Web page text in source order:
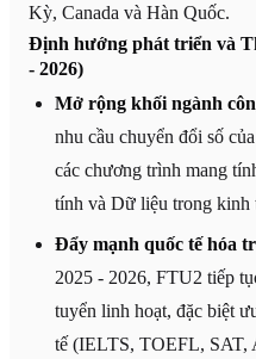
Kỳ, Canada và Hàn Quốc.
Định hướng phát triển và
- 2026)
Mở rộng khối ngành
nhu cầu chuyển đổi số
các chương trình mang
tính và Dữ liệu trong kinh
Đẩy mạnh quốc tế hóa
2025 - 2026, FTU2 tiếp
tuyển linh hoạt, đặc biệt
tế (IELTS, TOEFL, SAT,